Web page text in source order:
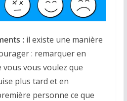
:il existe une manière
: remarquer en
vous vous voulez que
plus tard et en
personne ce que